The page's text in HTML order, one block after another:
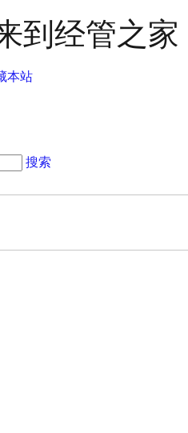
到经管之家
本站
搜索